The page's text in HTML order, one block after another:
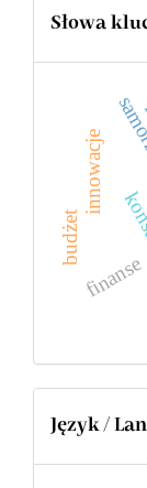
Słowa
finanse
innowacje
budżet
Język /